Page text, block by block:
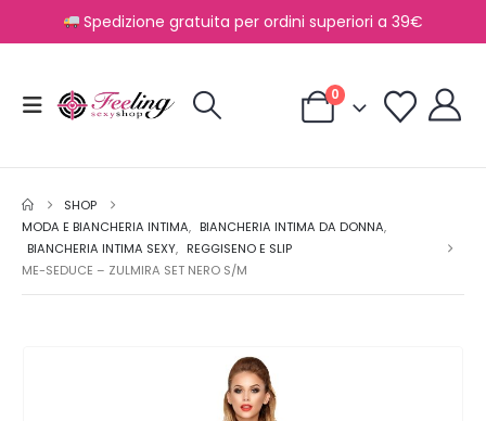
Spedizione gratuita per ordini superiori a 39€
0
SHOP
MODA E BIANCHERIA INTIMA, BIANCHERIA INTIMA DA DONNA,
BIANCHERIA INTIMA SEXY, REGGISENO E SLIP
ME-SEDUCE – ZULMIRA SET NERO S/M